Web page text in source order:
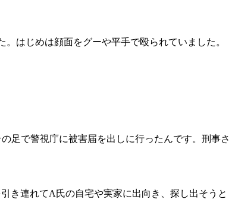
はじめは顔面をグーや平手で殴られていました。
足で警視庁に被害届を出しに行ったんです。刑事さ
き連れてA氏の自宅や実家に出向き、探し出そうと